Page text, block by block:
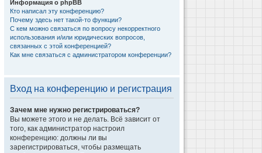
Информация о phpBB
Кто написал эту конференцию?
Почему здесь нет такой-то функции?
С кем можно связаться по вопросу некорректного
использования и/или юридических вопросов,
связанных с этой конференцией?
Как мне связаться с администратором конференции?
Вход на конференцию и регистрация
Зачем мне нужно регистрироваться?
Вы можете этого и не делать. Всё зависит от
того, как администратор настроил
конференцию: должны ли вы
зарегистрироваться, чтобы размещать